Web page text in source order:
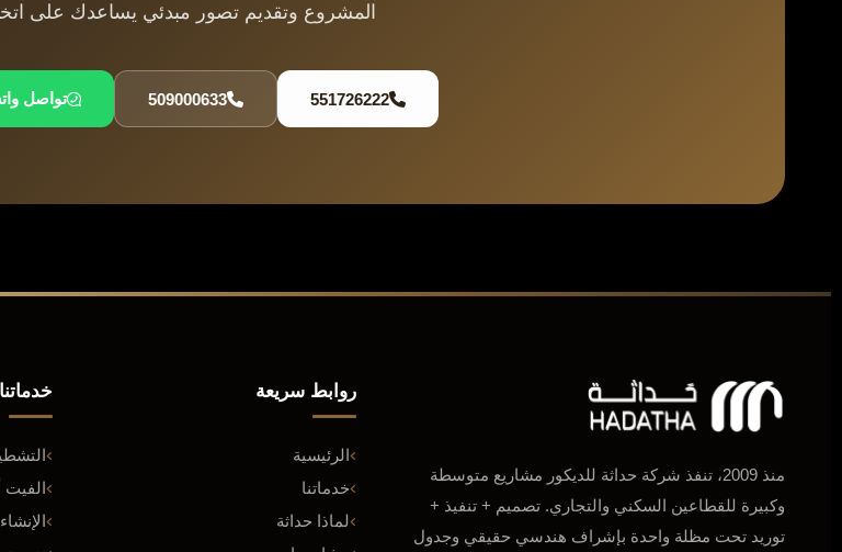
المشروع وتقديم تصور مبدئي يساعدك على
551726222
509000633 تواصل
منذ 2009، تنفذ شركة حداثة للديكور مشاريع متوسطة
وكبيرة للقطاعين السكني والتجاري. تصميم + تنفيذ +
توريد تحت مظلة واحدة بإشراف هندسي حقيقي وجدول
روابط سريعة
الرئيسية
خدماتنا
لماذا حداثة
خدماتنا
الفيت